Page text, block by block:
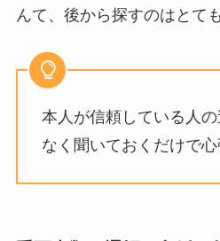
んて、後から探すのはとて
本人が信頼している人
なく聞いておくだけで心